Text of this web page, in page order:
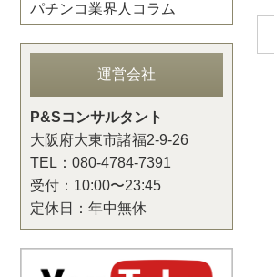
パチンコ業界人コラム
運営会社
P&Sコンサルタント
大阪府大東市諸福2-9-26
TEL：080-4784-7391
受付：10:00〜23:45
定休日：年中無休